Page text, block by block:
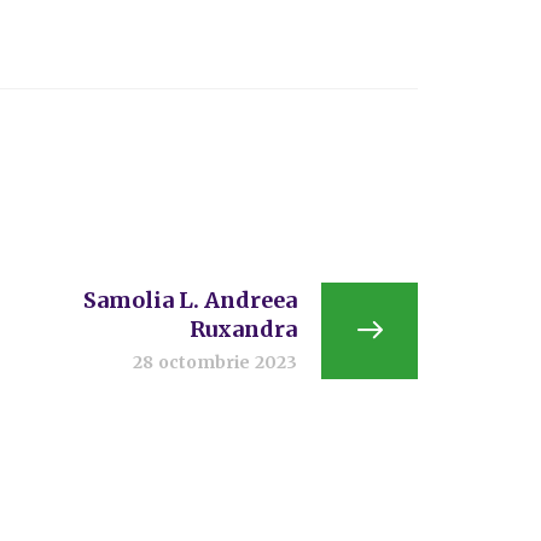
Samolia L. Andreea
Ruxandra
28 octombrie 2023